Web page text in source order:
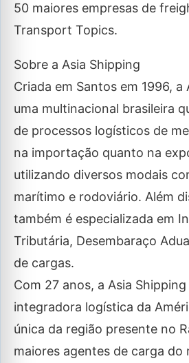
50 maiores empresas de
Transport Topics.
Sobre a Asia Shipping
Criada em Santos em 1996, a
uma multinacional brasileira
de processos logísticos de
na importação quanto na
utilizando diversos modais
marítimo e rodoviário. Além
também é especializada em
Tributária, Desembaraço
de cargas.
Com 27 anos, a Asia
integradora logística da
única da região presente no
maiores agentes de carga do